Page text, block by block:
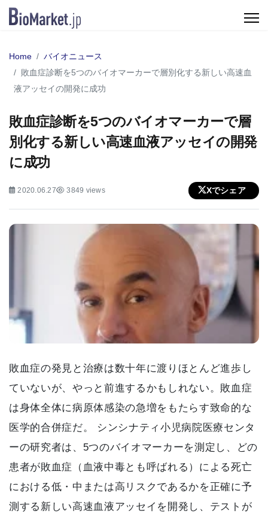
Home
バイオニュース
敗血症診断を5つのバイオマーカーで層別化する新しい高速血
液アッセイの開発に成功
敗血症診断を5つのバイオマーカーで層
別化する新しい高速血液アッセイの開発
に成功
2020.06.27 3849 views Xでシェア
敗血症の発見と治療は数十年に渡りほとんど進歩し
ていないが、やっと前進するかもしれない。敗血症
は身体全体に病原体感染の急増をもたらす致命的な
医学的合併症だ。 シンシナティ小児病院医療センタ
ーの研究者は、5つのバイオマーカーを測定し、どの
患者が敗血症（血液中毒とも呼ばれる）による死亡
における低・中または高リスクであるかを正確に予
測する新しい高速血液アッセイを開発し、テストが